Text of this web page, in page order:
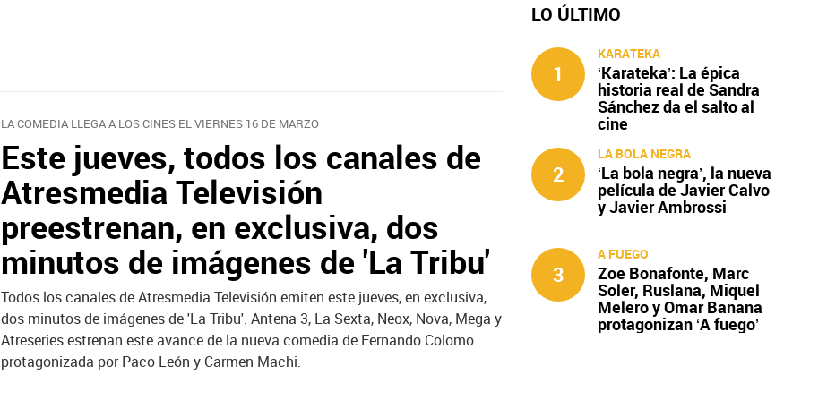
LA COMEDIA LLEGA A LOS CINES EL VIERNES 16 DE MARZO
Este jueves, todos los canales de
Atresmedia Televisión
preestrenan, en exclusiva, dos
minutos de imágenes de 'La Tribu'
Todos los canales de Atresmedia Televisión emiten este jueves, en exclusiva,
dos minutos de imágenes de 'La Tribu'. Antena 3, La Sexta, Neox, Nova, Mega y
Atreseries estrenan este avance de la nueva comedia de Fernando Colomo
protagonizada por Paco León y Carmen Machi.
LO ÚLTIMO
1
KARATEKA
‘Karateka’: La épica
historia real de Sandra
Sánchez da el salto al
cine
2
LA BOLA NEGRA
‘La bola negra’, la nueva
película de Javier Calvo
y Javier Ambrossi
3
A FUEGO
Zoe Bonafonte, Marc
Soler, Ruslana, Miquel
Melero y Omar Banana
protagonizan ‘A fuego’